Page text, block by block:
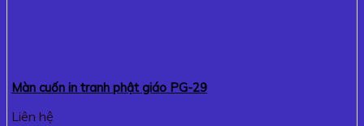
Màn cuốn in tranh phật giáo PG-29
Liên hệ